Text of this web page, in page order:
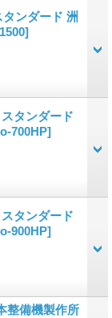
ンダード 洲
タンダード
700HP]
タンダード
900HP]
整備機製作所